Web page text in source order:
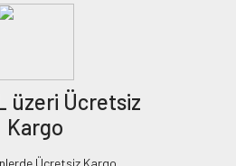
üzeri Ücretsiz
Kargo
Ücretsiz Kargo